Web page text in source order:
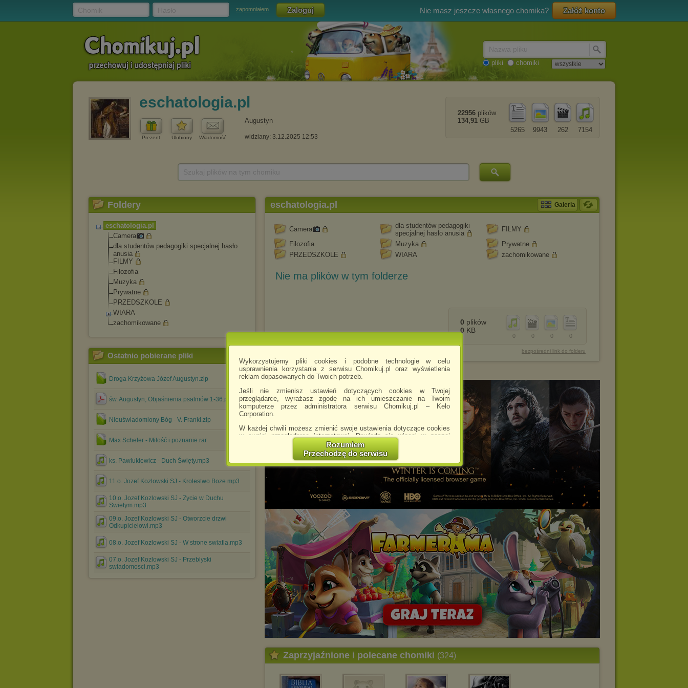
Wykorzystujemy pliki cookies i podobne technologie w celu
usprawnienia korzystania z serwisu Chomikuj.pl oraz wyświetlenia
reklam dopasowanych do Twoich potrzeb.
Jeśli nie zmienisz ustawień dotyczących cookies w Twojej
przeglądarce, wyrażasz zgodę na ich umieszczanie na Twoim
komputerze przez administratora serwisu Chomikuj.pl – Kelo
Corporation.
W każdej chwili możesz zmienić swoje ustawienia dotyczące cookies
w swojej przeglądarce internetowej. Dowiedz się więcej w naszej
http://chomikuj.pl/PolitykaPrywatnosci.aspx
Jednocześnie informujemy że zmiana ustawień przeglądarki może
spowodować ograniczenie korzystania ze strony Chomikuj.pl.
W przypadku braku twojej zgody na akceptację cookies niestety
prosimy o opuszczenie serwisu chomikuj.pl.
Wykorzystanie plików cookiesprzez
Zaufanych Partnerów
(dostosowanie reklam do Twoich potrzeb, analiza skuteczności działań
marketingowych).
Wyrażenie sprzeciwu spowoduje, że wyświetlana Ci reklama nie
będzie dopasowana do Twoich preferencji, a będzie to reklama
wyświetlona przypadkowo.
Istnieje możliwość zmiany ustawień przeglądarki internetowej w
sposób uniemożliwiający przechowywanie plików cookies na
urządzeniu końcowym. Można również usunąć pliki cookies,
dokonując odpowiednich zmian w ustawieniach przeglądarki
internetowej.
Pełną informację na ten temat znajdziesz pod adresem
http://chomikuj.pl/PolitykaPrywatnosci.aspx .
Rozumiem
Przechodzę do serwisu
zapomniałem Nie masz jeszcze własnego chomika? Załóż konto
pliki chomiki
eschatologia.pl
Prezent Ulubiony Wiadomość
Augustyn
widziany: 3.12.2025 12:53
7154
262
9943
5265
22956 plików
134,91 GB
Foldery
eschatologia.pl
Camera
dla studentów pedagogiki specjalnej hasło
anusia
FILMY
Filozofia
Muzyka
Prywatne
PRZEDSZKOLE
WIARA
zachomikowane
Ostatnio pobierane pliki
Droga Krzyżowa Józef Augustyn.zip
św. Augustyn, Objaśnienia psalmów 1-36.pdf
Nieuświadomiony Bóg - V. Frankl.zip
Max Scheler - Miłość i poznanie.rar
ks. Pawlukiewicz - Duch Święty.mp3
11.o. Jozef Kozlowski SJ - Krolestwo Boze.mp3
10.o. Jozef Kozlowski SJ - Zycie w Duchu
Swietym.mp3
09.o. Jozef Kozlowski SJ - Otworzcie drzwi
Odkupicielowi.mp3
08.o. Jozef Kozlowski SJ - W strone swiatla.mp3
07.o. Jozef Kozlowski SJ - Przeblyski
swiadomosci.mp3
eschatologia.pl Galeria
Camera
dla studentów pedagogiki
specjalnej hasło anusia
FILMY
Filozofia
Muzyka
Prywatne
PRZEDSZKOLE
WIARA zachomikowane
Nie ma plików w tym folderze
0
0
0
0
0 plików
0 KB
bezpośredni link do folderu
Zaprzyjaźnione i polecane chomiki (324)